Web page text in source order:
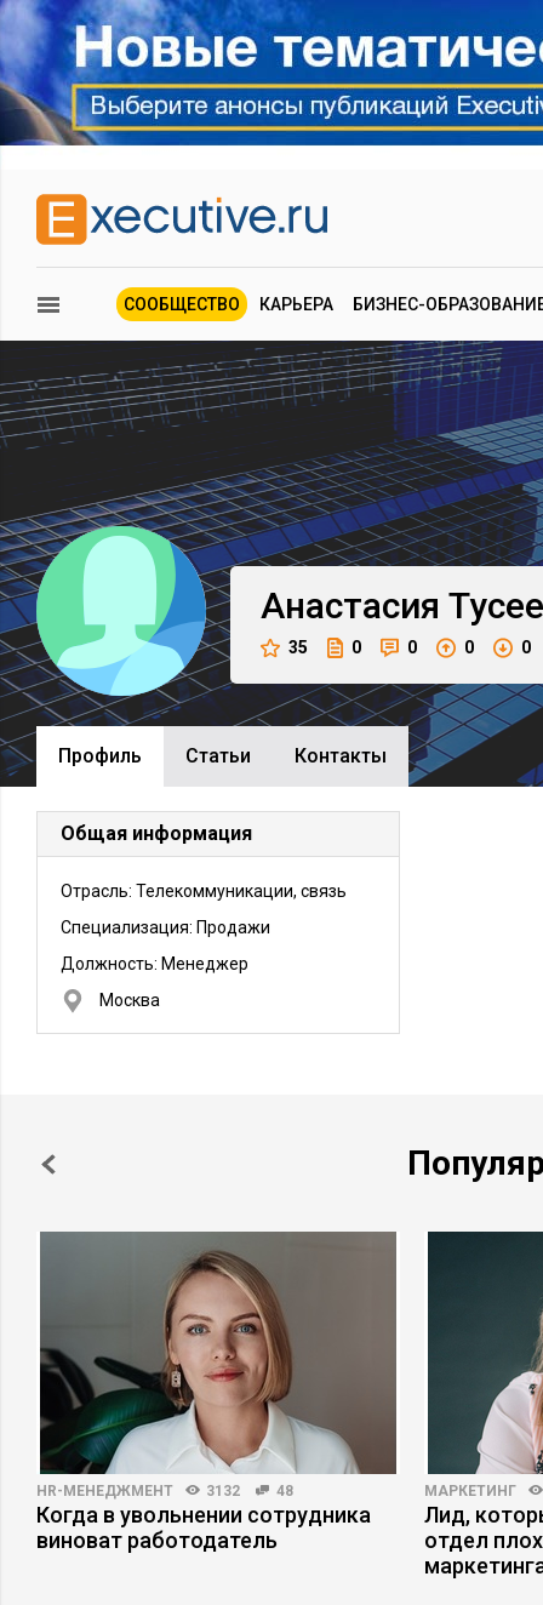
СООБЩЕСТВО КАРЬЕРА БИЗНЕС-
Анастасия
35 0 0 0 0
Профиль Cтатьи Контакты
Общая информация
Отрасль: Телекоммуникации, связь
Специализация: Продажи
Должность: Менеджер
Москва
HR-МЕНЕДЖМЕНТ 3132 48
Когда в увольнении сотрудника
виноват работодатель
МАРКЕТИНГ
Лид,
отдел